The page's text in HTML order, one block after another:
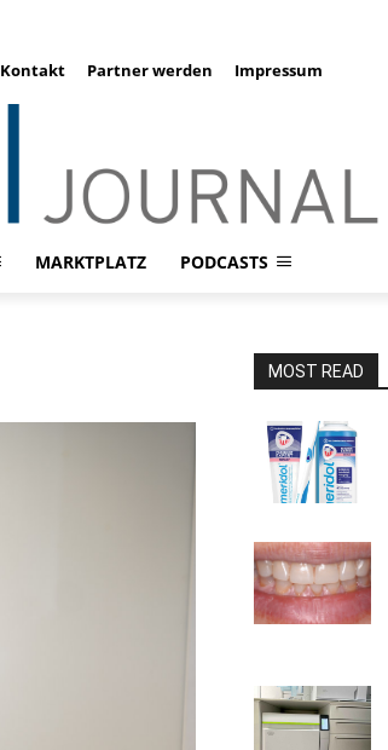
Kontakt Partner werden Impressum
MARKTPLATZ PODCASTS
MOST READ